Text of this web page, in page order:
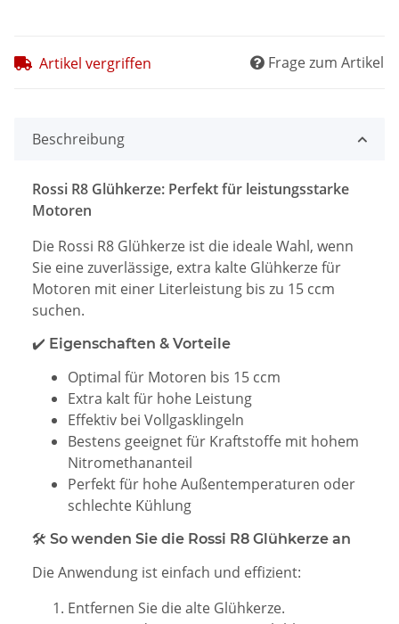
Artikel vergriffen Frage zum Artikel
Beschreibung
Rossi R8 Glühkerze: Perfekt für leistungsstarke
Motoren
Die Rossi R8 Glühkerze ist die ideale Wahl, wenn
Sie eine zuverlässige, extra kalte Glühkerze für
Motoren mit einer Literleistung bis zu 15 ccm
suchen.
✔️ Eigenschaften & Vorteile
Optimal für Motoren bis 15 ccm
Extra kalt für hohe Leistung
Effektiv bei Vollgasklingeln
Bestens geeignet für Kraftstoffe mit hohem
Nitromethananteil
Perfekt für hohe Außentemperaturen oder
schlechte Kühlung
🛠 So wenden Sie die Rossi R8 Glühkerze an
Die Anwendung ist einfach und effizient:
Entfernen Sie die alte Glühkerze.